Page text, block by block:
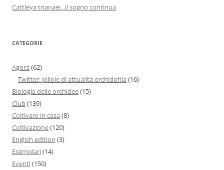
Cattleya trianaei...il sogno continua
CATEGORIE
Agorà (62)
Twitter: pillole di attualità orchidofila (16)
Biologia delle orchidee(15)
Club(139)
Coltivare in casa (8)
Coltivazione(120)
English edition (3)
Esemplari(14)
Eventi(150)